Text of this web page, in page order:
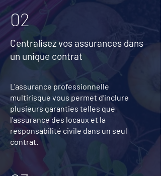
02
Centralisez vos assurances dans
un unique contrat
L'assurance professionnelle
multirisque vous permet d’inclure
plusieurs garanties telles que
l'assurance des locaux et la
responsabilité civile dans un seul
contrat.